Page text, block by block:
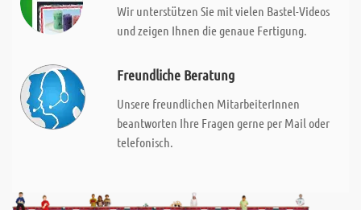
Wir unterstützen Sie mit vielen Bastel-Videos
und zeigen Ihnen die genaue Fertigung.
Freundliche Beratung
Unsere freundlichen MitarbeiterInnen
beantworten Ihre Fragen gerne per Mail oder
telefonisch.